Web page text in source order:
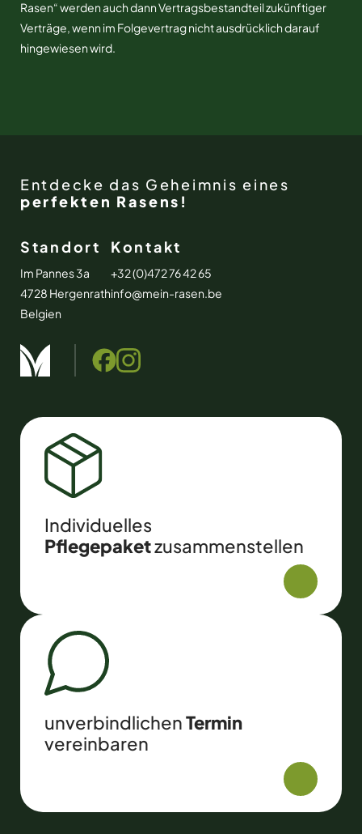
Rasen“ werden auch dann Vertragsbestandteil zukünftiger
Verträge, wenn im Folgevertrag nicht ausdrücklich darauf
hingewiesen wird.
Entdecke das Geheimnis eines
perfekten Rasens!
Standort
Im Pannes 3a
4728 Hergenrath
Belgien
Kontakt
+32 (0)472 76 42 65
info@mein-rasen.be
Indivi­duelles
Pflege­paketzusammenstellen
unverbindlichenTermin
verein­baren